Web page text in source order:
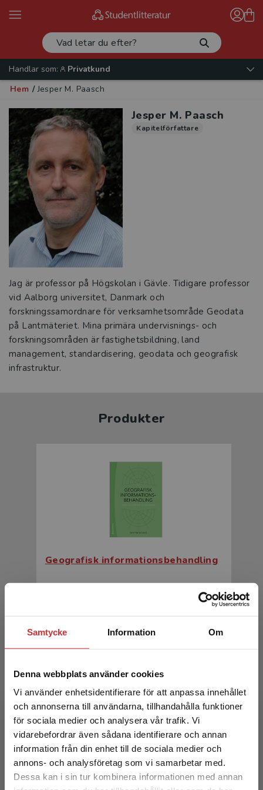
Samtycke Information Om
Denna webbplats använder cookies
Vi använder enhetsidentifierare för att anpassa innehållet
och annonserna till användarna, tillhandahålla funktioner
för sociala medier och analysera vår trafik. Vi
vidarebefordrar även sådana identifierare och annan
information från din enhet till de sociala medier och
annons- och analysföretag som vi samarbetar med.
Dessa kan i sin tur kombinera informationen med annan
Begränsad fraktregion
Handlar som:
Privatkund
Hem / Jesper M. Paasch
Jesper M. Paasch
Kapitelförfattare
Jag är professor på Högskolan i Gävle. Tidigare professor
vid Aalborg universitet, Danmark och
forskningssamordnare för verksamhetsområde Geodata
på Lantmäteriet. Mina primära undervisnings- och
forskningsområden är fastighetsbildning, land
management, standardisering, geodata och geografisk
infrastruktur.
Produkter
Geografisk informationsbehandling
Exkl. moms: 396 kr
Geografisk informationsbehandling
Harrie, Lars (red.)